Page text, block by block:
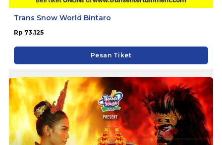
Trans Snow World Bintaro
Rp 73.125
Pesan Tiket